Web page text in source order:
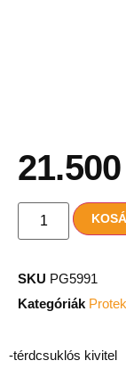
21.500
SKU PG5991
Kategóriák
-térdcsuklós kivitel